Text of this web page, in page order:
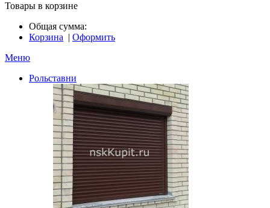
Товары в корзине
Общая сумма:
Корзина | Оформить
Меню
Рольставни